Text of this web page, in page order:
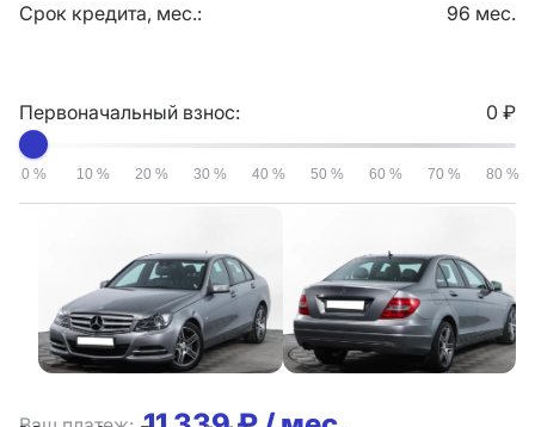
Срок кредита, мес.: 96 мес.
Первоначальный взнос: 0 ₽
0 % 10 % 20 % 30 % 40 % 50 % 60 % 70 % 80 %